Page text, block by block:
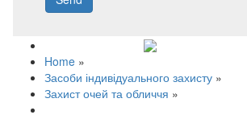
Home »
Засоби індивідуального захисту »
Захист очей та обличчя »